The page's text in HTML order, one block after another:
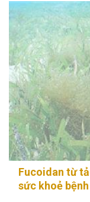
thế nào để phát
có liệu pháp
hiểu về vấn đề
Fucoidan từ
sức khoẻ